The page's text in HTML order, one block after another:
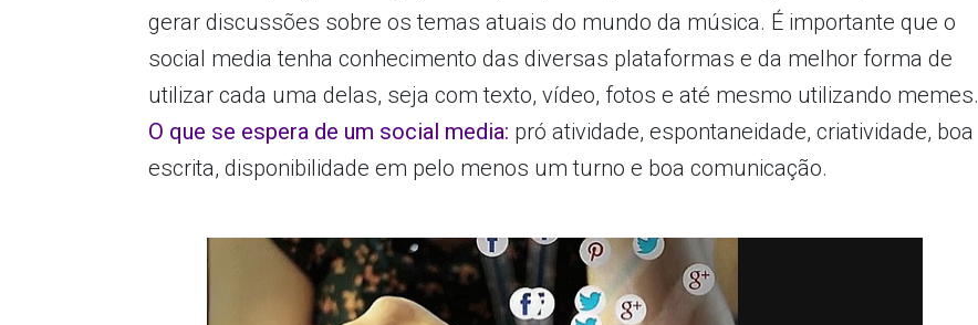
gerar discussões sobre os temas atuais do mundo da música. É importante que o
social media tenha conhecimento das diversas plataformas e da melhor forma de
utilizar cada uma delas, seja com texto, vídeo, fotos e até mesmo utilizando memes.
O que se espera de um social media: pró atividade, espontaneidade, criatividade, boa
escrita, disponibilidade em pelo menos um turno e boa comunicação.